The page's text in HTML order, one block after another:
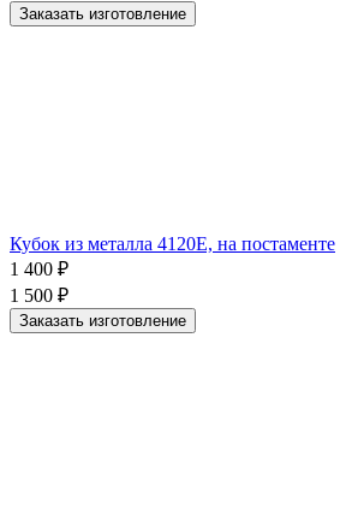
Заказать изготовление
Кубок из металла 4120E, на постаменте
1 400 ₽
1 500 ₽
Заказать изготовление